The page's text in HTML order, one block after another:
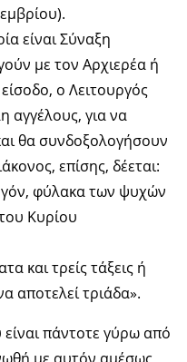
είναι Σύναξη
με τον Αρχιερέα ή
ο Λειτουργός
αγγέλους, για να
θα συνδοξολογήσουν
επίσης, δέεται:
φύλακα των ψυχών
Κυρίου
και τρείς τάξεις ή
αποτελεί τριάδα».
πάντοτε γύρω από